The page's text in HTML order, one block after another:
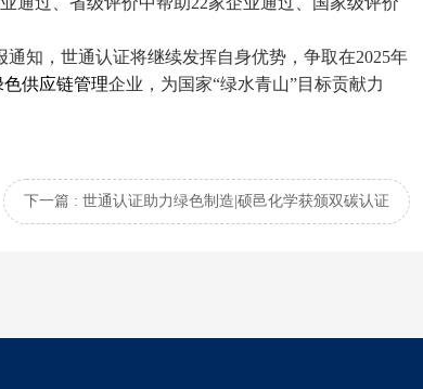
知，世通认证将继续发挥自身优势，争取在2025年
色供应链管理企业，为国家“绿水青山”目标贡献力
下一篇 : 世通认证助力绿色制造|硕邑化学获颁双碳认证